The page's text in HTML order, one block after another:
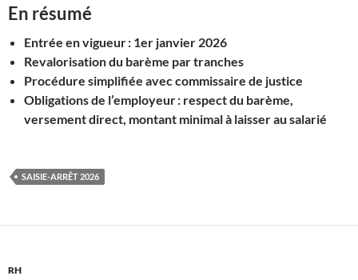
En résumé
Entrée en vigueur : 1er janvier 2026
Revalorisation du barème par tranches
Procédure simplifiée avec commissaire de justice
Obligations de l’employeur : respect du barème,
versement direct, montant minimal à laisser au salarié
SAISIE-ARRÊT 2026
RH